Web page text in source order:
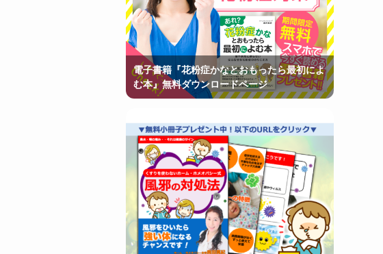
電子書籍『花粉症かなとおもったら最初によ
む本』無料ダウンロードページ